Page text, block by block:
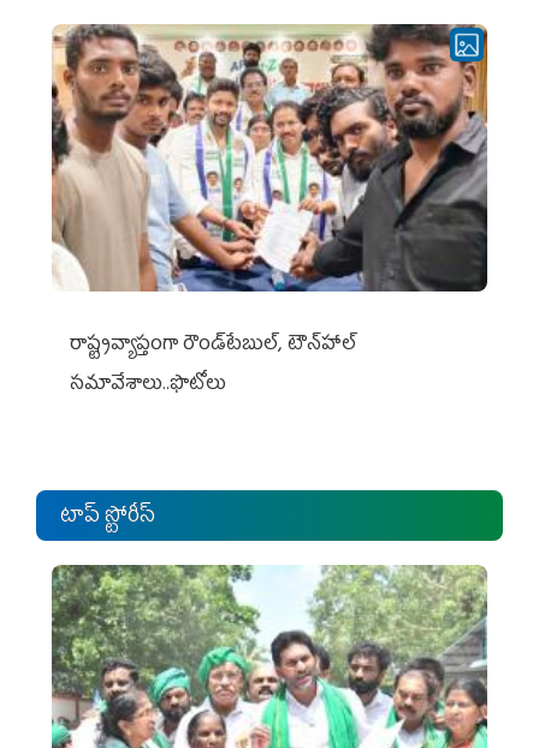
రాష్ట్రవ్యాప్తంగా రౌండ్‌టేబుల్‌, టౌన్‌హాల్‌
సమావేశాలు..ఫొటోలు
టాప్ స్టోరీస్